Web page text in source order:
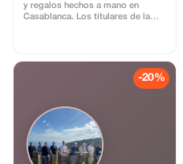
y regalos hechos a mano en
Casablanca. Los titulares de la
realizadas en tienda.
-20%